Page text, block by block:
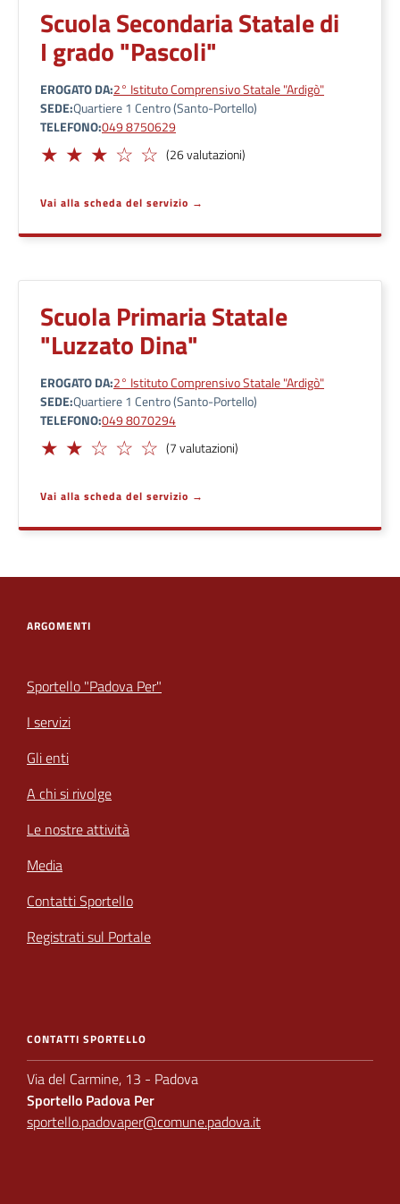
Scuola Secondaria Statale di
I grado "Pascoli"
EROGATO DA 2° Istituto Comprensivo Statale "Ardigò"
SEDEQuartiere 1 Centro (Santo-Portello)
TELEFONO049 8750629
Adeguato
(26 valutazioni)
Vai alla scheda del servizio
Scuola Primaria Statale
"Luzzato Dina"
EROGATO DA 2° Istituto Comprensivo Statale "Ardigò"
SEDEQuartiere 1 Centro (Santo-Portello)
TELEFONO049 8070294
Limitato
(7 valutazioni)
Vai alla scheda del servizio
ARGOMENTI
Sportello "Padova Per"
I servizi
Gli enti
A chi si rivolge
Le nostre attività
Media
Contatti Sportello
Registrati sul Portale
CONTATTI SPORTELLO
Via del Carmine, 13 - Padova
Sportello Padova Per
sportello.padovaper@comune.padova.it